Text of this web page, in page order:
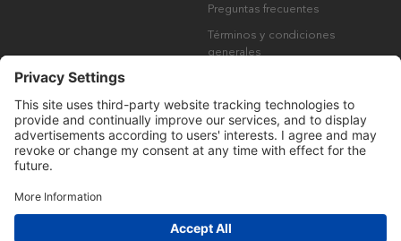
Preguntas frecuentes
Términos y condiciones
generales
Derechos de autor © Many Brands AB 2023. Todos los derechos